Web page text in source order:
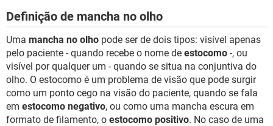
SEXUALIDADE
GLOSSÁRIO
Definição de mancha no olho
Uma mancha no olho pode ser de dois tipos: visível apenas
pelo paciente - quando recebe o nome de estocomo -, ou
visível por qualquer um - quando se situa na conjuntiva do
olho. O estocomo é um problema de visão que pode surgir
como um ponto cego na visão do paciente, quando se fala
em estocomo negativo, ou como uma mancha escura em
formato de filamento, o estocomo positivo. No caso de uma